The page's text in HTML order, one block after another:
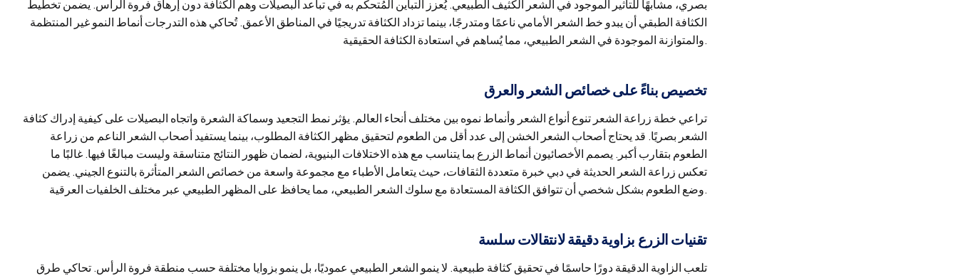
بصري، مشابهًا للتأثير الموجود في الشعر الكثيف الطبيعي. يُعزز التباين المُتحكم به في تباعد البصيلات وهم الكثافة دون إرهاق فروة الرأس. يضمن تخطيط
الكثافة الطبقي أن يبدو خط الشعر الأمامي ناعمًا ومتدرجًا، بينما تزداد الكثافة تدريجيًا في المناطق الأعمق. تُحاكي هذه التدرجات أنماط النمو غير المنتظمة
والمتوازنة الموجودة في الشعر الطبيعي، مما يُساهم في استعادة الكثافة الحقيقية.
تخصيص بناءً على خصائص الشعر والعرق
تراعي خطة زراعة الشعر تنوع أنواع الشعر وأنماط نموه بين مختلف أنحاء العالم. يؤثر نمط التجعيد وسماكة الشعرة واتجاه البصيلات على كيفية إدراك كثافة
الشعر بصريًا. قد يحتاج أصحاب الشعر الخشن إلى عدد أقل من الطعوم لتحقيق مظهر الكثافة المطلوب، بينما يستفيد أصحاب الشعر الناعم من زراعة
الطعوم بتقارب أكبر. يصمم الأخصائيون أنماط الزرع بما يتناسب مع هذه الاختلافات البنيوية، لضمان ظهور النتائج متناسقة وليست مبالغًا فيها. غالبًا ما
تعكس زراعة الشعر الحديثة في دبي خبرة متعددة الثقافات، حيث يتعامل الأطباء مع مجموعة واسعة من خصائص الشعر المتأثرة بالتنوع الجيني. يضمن
وضع الطعوم بشكل شخصي أن تتوافق الكثافة المستعادة مع سلوك الشعر الطبيعي، مما يحافظ على المظهر الطبيعي عبر مختلف الخلفيات العرقية.
تقنيات الزرع بزاوية دقيقة لانتقالات سلسة
تلعب الزاوية الدقيقة دورًا حاسمًا في تحقيق كثافة طبيعية. لا ينمو الشعر الطبيعي عموديًا، بل ينمو بزوايا مختلفة حسب منطقة فروة الرأس. تحاكي طرق